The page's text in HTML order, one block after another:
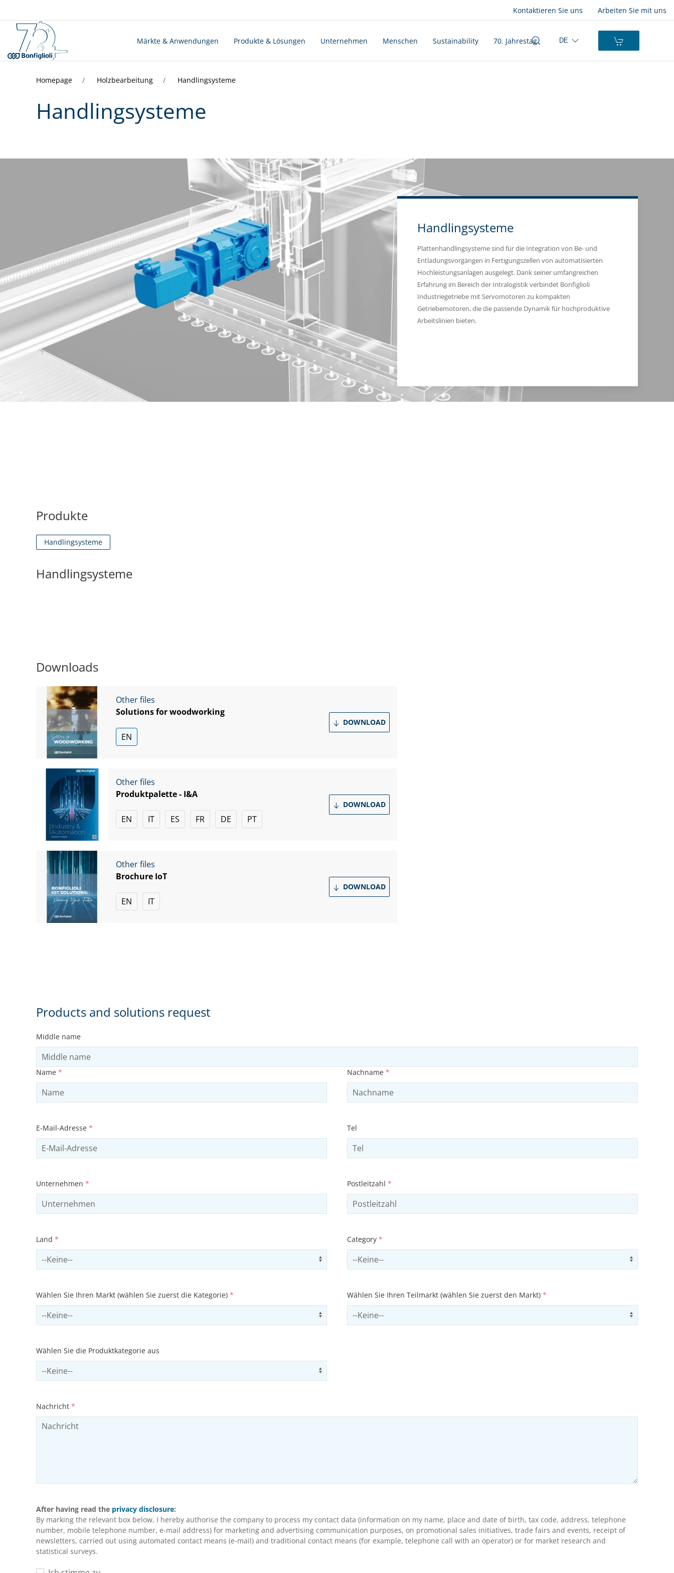
Kontaktieren Sie uns Arbeiten Sie mit uns
Märkte & Anwendungen Produkte & Lösungen Unternehmen Menschen Sustainability 70. Jahrestag DE
Homepage Holzbearbeitung Handlingsysteme
Handlingsysteme
Handlingsysteme
Plattenhandlingsysteme sind für die Integration von Be- und
Entladungsvorgängen in Fertigungszellen von automatisierten
Hochleistungsanlagen ausgelegt. Dank seiner umfangreichen
Erfahrung im Bereich der Intralogistik verbindet Bonfiglioli
Industriegetriebe mit Servomotoren zu kompakten
Getriebemotoren, die die passende Dynamik für hochproduktive
Arbeitslinien bieten.
Produkte
Handlingsysteme
Handlingsysteme
Downloads
Other files
Solutions for woodworking
EN
DOWNLOAD
Other files
Produktpalette - I&A
EN IT ES FR DE PT
DOWNLOAD
Other files
Brochure IoT
EN IT
DOWNLOAD
Products and solutions request
Middle name
Name * Nachname *
E-Mail-Adresse * Tel
Unternehmen * Postleitzahl *
Land *
Select country Use arrow keys to navigate options
Category *
Select contactCategory
Wählen Sie Ihren Markt (wählen Sie zuerst die Kategorie) *
Select sector Use arrow keys to navigate options
Wählen Sie Ihren Teilmarkt (wählen Sie zuerst den Markt) *
Select subSector
Wählen Sie die Produktkategorie aus
Select productCategory
Nachricht *
After having read the privacy disclosure:
By marking the relevant box below, I hereby authorise the company to process my contact data (information on my name, place and date of birth, tax code, address, telephone
number, mobile telephone number, e-mail address) for marketing and advertising communication purposes, on promotional sales initiatives, trade fairs and events, receipt of
newsletters, carried out using automated contact means (e-mail) and traditional contact means (for example, telephone call with an operator) or for market research and
statistical surveys.